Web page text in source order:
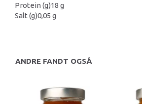
Protein (g)18 g
Salt (g)0,05 g
ANDRE FANDT OGSÅ